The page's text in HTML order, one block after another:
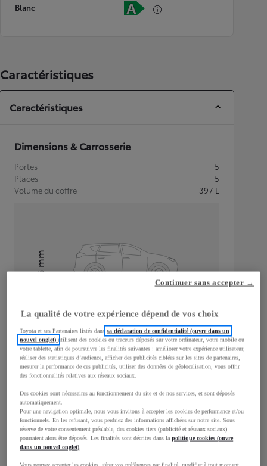
Blanc
Caractéristiques
Caractéristiques
Dimensions & Carrosserie
Portes
5
Places
5
Volume du coffre
397 L
4 180mm
mm
Largeur
1 765 mm
Consommation mixte
La qualité de votre expérience dépend de vos choix
Toyota et ses Partenaires listés danssa déclaration de confidentialité (ouvre dans un
nouvel onglet)utilisent des cookies ou traceurs déposés sur votre ordinateur, votre mobile ou
votre tablette, afin de poursuivre les finalités suivantes : améliorer votre expérience utilisateur,
réaliser des statistiques d’audience, afficher des publicités ciblées sur les sites de partenaires,
mesurer la performance de ces publicités, utiliser des données de géolocalisation, vous offrir
des fonctionnalités relatives aux réseaux sociaux.
Des cookies sont nécessaires au fonctionnement du site et de nos services, et sont déposés
automatiquement.
Pour une navigation optimale, nous vous invitons à accepter les cookies de performance et/ou
fonctionnels. En les refusant, vous perdriez des informations affichées sur notre site. Sous
réserve de votre consentement préalable, des cookies tiers (publicité et réseaux sociaux)
pourraient alors être déposés. Les finalités sont décrites dans lapolitique cookies (ouvre
dans un nouvel onglet).
Vous pouvez accepter les cookies, gérer vos préférences par finalité, modifier à tout moment
Continuer sans accepter →